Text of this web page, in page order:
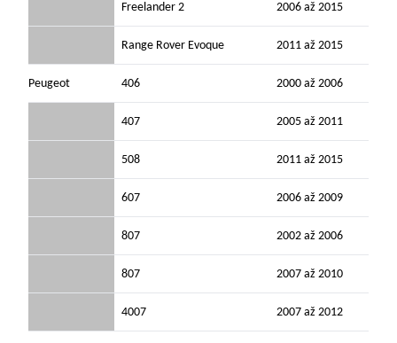
Freelander 2 2006 až 2015
Range Rover Evoque 2011 až 2015
Peugeot 406 2000 až 2006
407 2005 až 2011
508 2011 až 2015
607 2006 až 2009
807 2002 až 2006
807 2007 až 2010
4007 2007 až 2012